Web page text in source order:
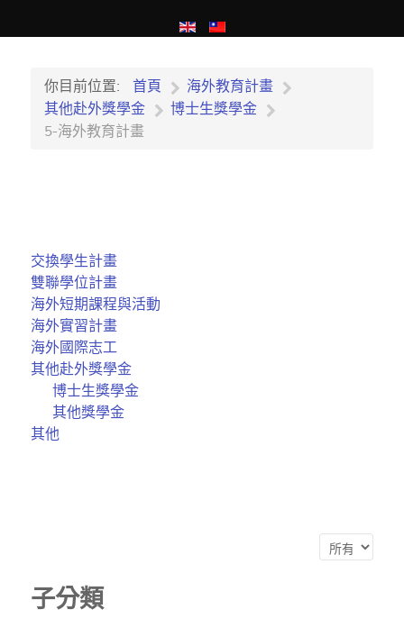
你目前位置: 首頁
海外教育計畫
其他赴外獎學金
博士生獎學金
5-海外教育計畫
交換學生計畫
雙聯學位計畫
海外短期課程與活動
海外實習計畫
海外國際志工
其他赴外獎學金
博士生獎學金
其他獎學金
其他
顯示數目
子分類